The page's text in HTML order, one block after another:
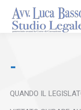
-
QUANDO IL